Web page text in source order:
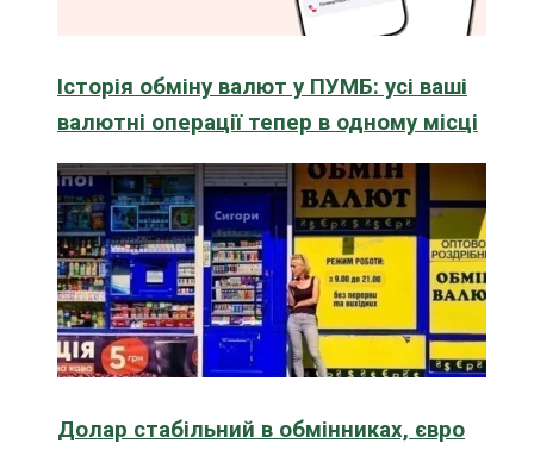
Історія обміну валют у ПУМБ: усі ваші
валютні операції тепер в одному місці
Долар стабільний в обмінниках, євро